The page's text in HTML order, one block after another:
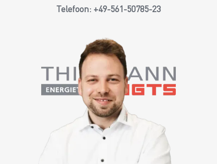
Telefoon: +49-561-50785-23